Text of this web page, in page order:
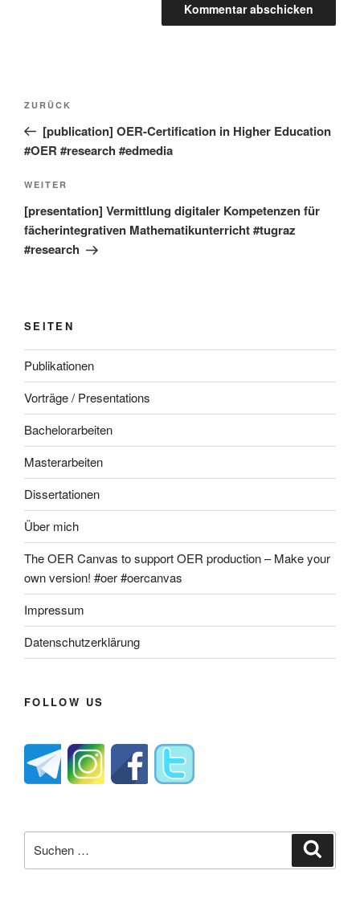
Beitragsnavigation
Vorheriger
Beitrag
ZURÜCK
[publication] OER-Certification in Higher Education
#OER #research #edmedia
Nächster
Beitrag
WEITER
[presentation] Vermittlung digitaler Kompetenzen für
fächerintegrativen Mathematikunterricht #tugraz
#research
SEITEN
Publikationen
Vorträge / Presentations
Bachelorarbeiten
Masterarbeiten
Dissertationen
Über mich
The OER Canvas to support OER production – Make your
own version! #oer #oercanvas
Impressum
Datenschutzerklärung
FOLLOW US
nach: